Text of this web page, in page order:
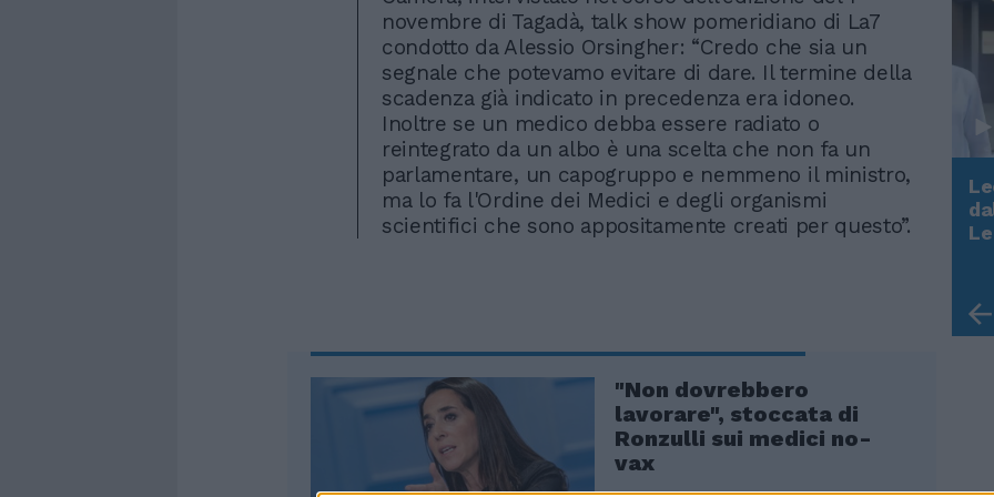
novembre di Tagadà, talk show pomeridiano di La7
condotto da Alessio Orsingher: “Credo che sia un
segnale che potevamo evitare di dare. Il termine della
scadenza già indicato in precedenza era idoneo.
Inoltre se un medico debba essere radiato o
reintegrato da un albo è una scelta che non fa un
parlamentare, un capogruppo e nemmeno il ministro,
ma lo fa l'Ordine dei Medici e degli organismi
scientifici che sono appositamente creati per questo”.
"Non dovrebbero
lavorare", stoccata di
Ronzulli sui medici no-
vax
Rudy Giuliani a Come States?